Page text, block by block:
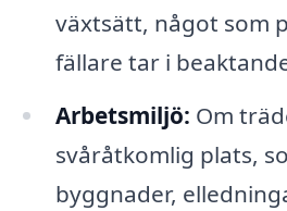
växtsätt, något som
fällare tar i
Arbetsmiljö: Om
svåråtkomlig plats,
byggnader,